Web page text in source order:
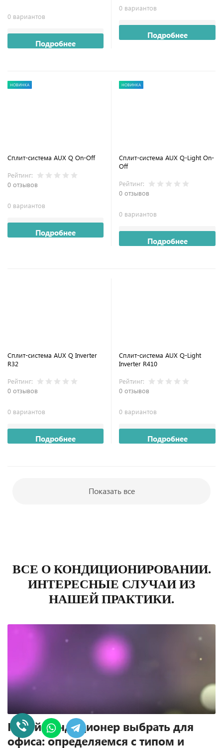
0 вариантов
Подробнее
0 вариантов
Подробнее
НОВИНКА
Сплит-система AUX Q On-Off
Рейтинг:
0 отзывов
0 вариантов
Подробнее
НОВИНКА
Сплит-система AUX Q-Light On-
Off
Рейтинг:
0 отзывов
0 вариантов
Подробнее
Сплит-система AUX Q Inverter
R32
Рейтинг:
0 отзывов
0 вариантов
Подробнее
Сплит-система AUX Q-Light
Inverter R410
Рейтинг:
0 отзывов
0 вариантов
Подробнее
Показать все
ВСЕ О КОНДИЦИОНИРОВАНИИ.
ИНТЕРЕСНЫЕ СЛУЧАИ ИЗ
НАШЕЙ ПРАКТИКИ.
Какой кондиционер выбрать для
офиса: определяемся с типом и